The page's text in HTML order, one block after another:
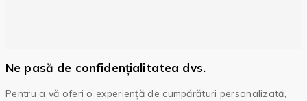
Ne pasă de confidențialitatea dvs.
Pentru a vă oferi o experiență de cumpărături personalizată,